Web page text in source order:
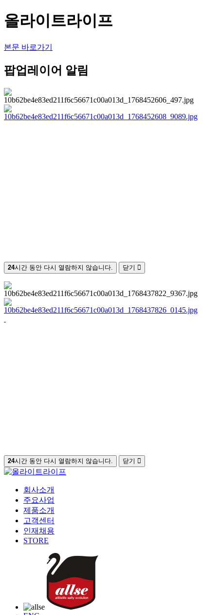
올라이트라이프
본문 바로가기
팝업레이어 알림
24시간 동안 다시 열람하지 않습니다. 닫기
24시간 동안 다시 열람하지 않습니다. 닫기
회사소개
주요사업
제품소개
고객센터
인재채용
STORE